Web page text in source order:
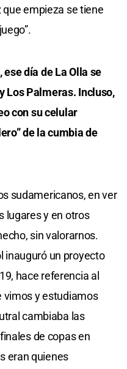
que empieza se tiene
día de La Olla se
Los Palmeras. Incluso,
con su celular
de la cumbia de
sudamericanos, en ver
lugares y en otros
sin valorarnos.
inauguró un proyecto
hace referencia al
vimos y estudiamos
cambiaba las
de copas en
eran quienes